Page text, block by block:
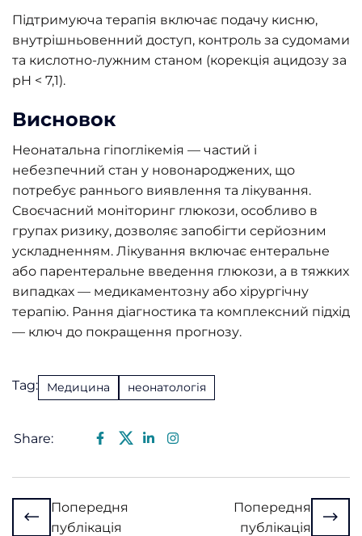
Підтримуюча терапія включає подачу кисню,
внутрішньовенний доступ, контроль за судомами
та кислотно-лужним станом (корекція ацидозу за
pH < 7,1).
Висновок
Неонатальна гіпоглікемія — частий і
небезпечний стан у новонароджених, що
потребує раннього виявлення та лікування.
Своєчасний моніторинг глюкози, особливо в
групах ризику, дозволяє запобігти серйозним
ускладненням. Лікування включає ентеральне
або парентеральне введення глюкози, а в тяжких
випадках — медикаментозну або хірургічну
терапію. Рання діагностика та комплексний підхід
— ключ до покращення прогнозу.
Tag: Медицина неонатологія
Share:
Попередня
публікація
Попередня
публікація